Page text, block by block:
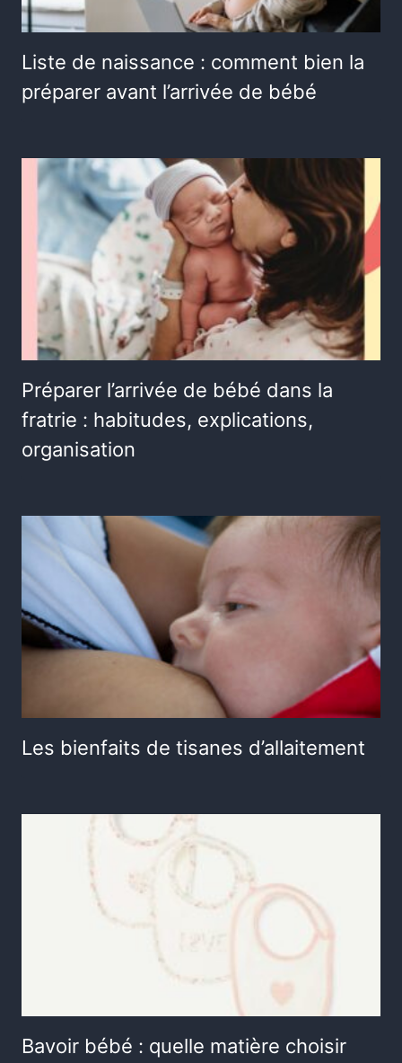
Liste de naissance : comment bien la
préparer avant l’arrivée de bébé
Préparer l’arrivée de bébé dans la
fratrie : habitudes, explications,
organisation
Les bienfaits de tisanes d’allaitement
Bavoir bébé : quelle matière choisir